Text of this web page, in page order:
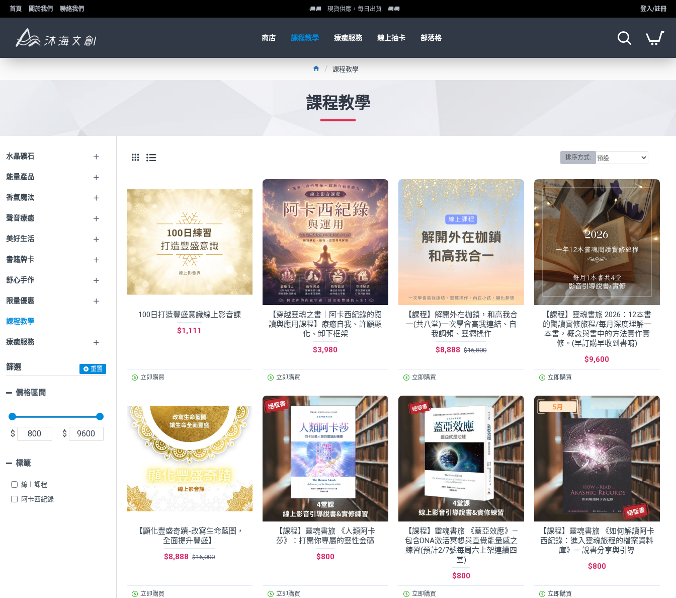
首頁 關於我們 聯絡我們 🚚🚚 現貨供應，每日出貨 🚚🚚 登入/註冊
商店 課程教學 療癒服務 線上抽卡 部落格
課程教學
課程教學
水晶礦石
能量產品
香氣魔法
聲音療癒
美好生活
書籍牌卡
舒心手作
限量優惠
課程教學
療癒服務
篩選 重置
價格區間
$ $
標籤
線上課程
阿卡西紀錄
排序方式:
100日打造豐盛意識線上影音課
$1,111
立即購買
【穿越靈魂之書｜阿卡西紀錄的閱
讀與應用課程】療癒自我、許願顯
化、卸下框架
$3,980
立即購買
【課程】解開外在枷鎖，和高我合
一(共八堂)一次學會高我連結、自
我調頻、靈擺操作
$8,888 $16,800
立即購買
【課程】靈魂書旅 2026：12本書
的閱讀實修旅程/每月深度理解一
本書，概念與書中的方法實作實
修。(早訂購早收到書唷)
$9,600
立即購買
【顯化豐盛奇蹟-改寫生命藍圖，
全面提升豐盛】
$8,888 $16,000
立即購買
【課程】靈魂書旅 《人類阿卡
莎》：打開你專屬的靈性金礦
$800
立即購買
【課程】靈魂書旅 《蓋亞效應》—
包含DNA激活冥想與直覺能量感之
練習(預計2/7號每周六上架連續四
堂)
$800
立即購買
【課程】靈魂書旅 《如何解讀阿卡
西紀錄：進入靈魂旅程的檔案資料
庫》— 說書分享與引導
$800
立即購買